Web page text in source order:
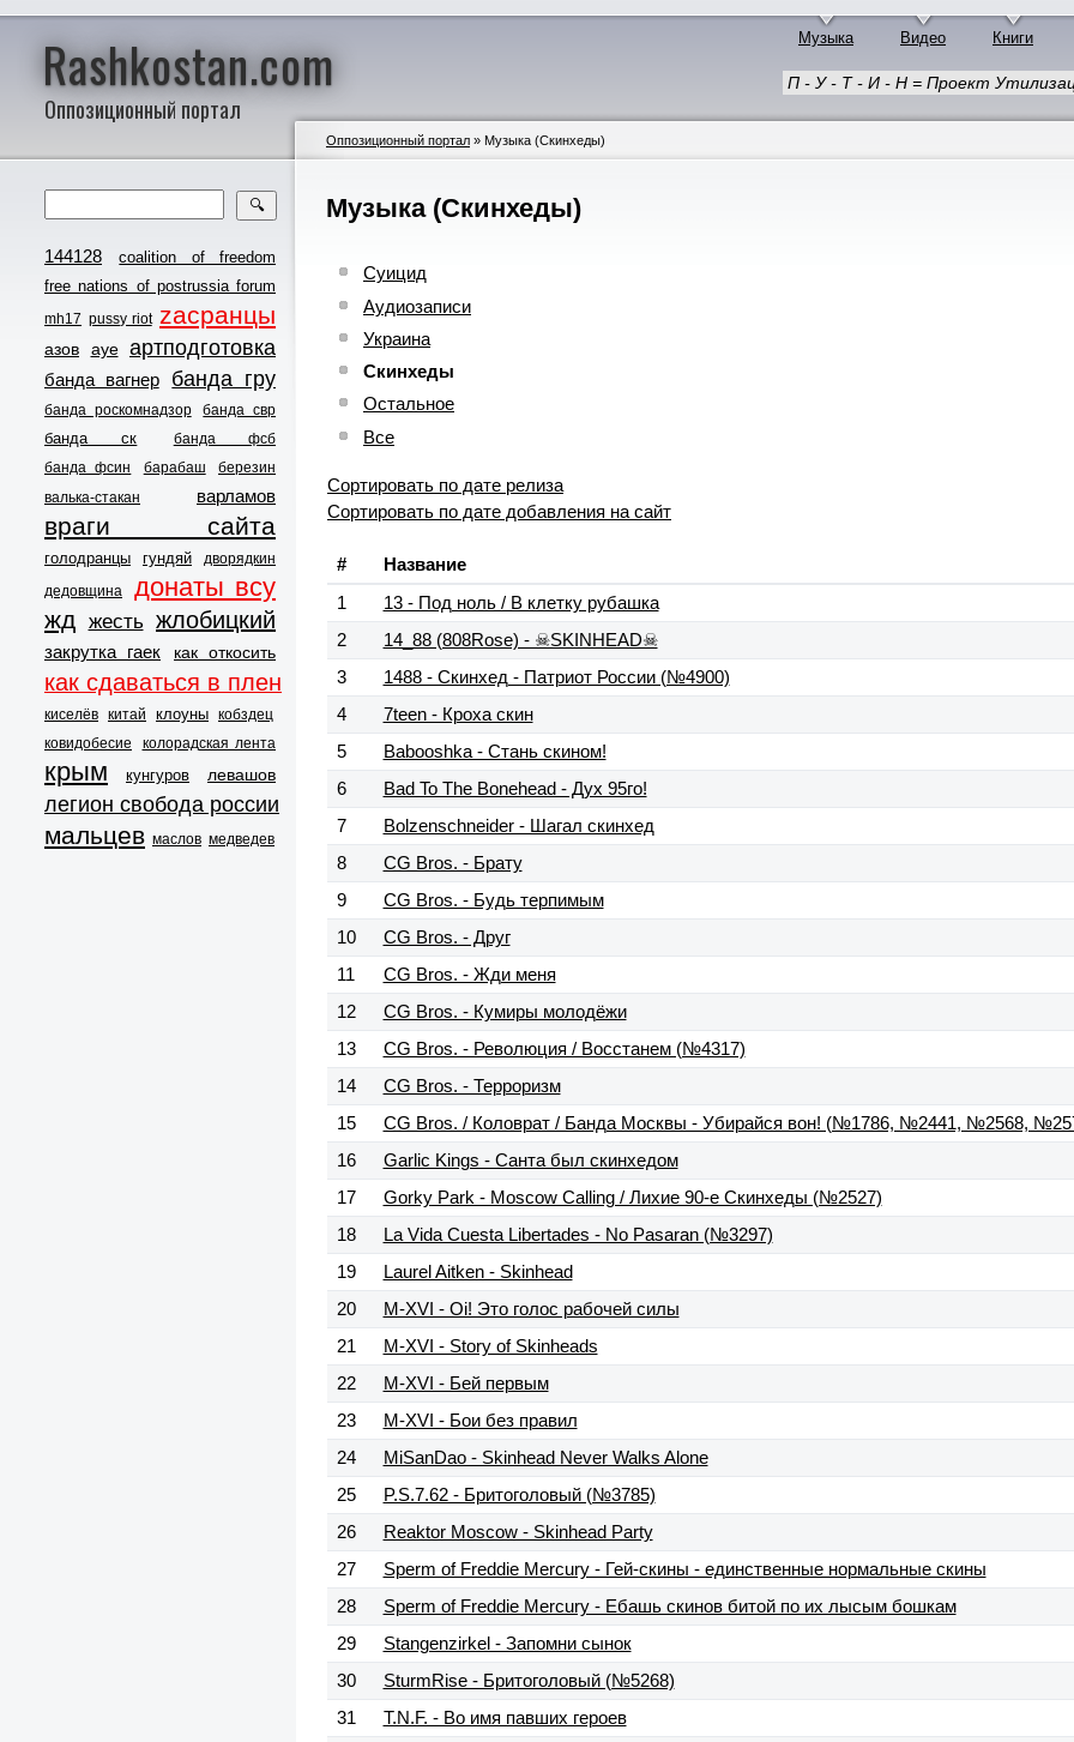
Rashkostan.com
Оппозиционный портал
Музыка Видео Книги
🔍
144128
coalition of freedom
free nations of postrussia forum
mh17 pussy riot zасранцы
азов ауе артподготовка
банда вагнер банда гру
банда роскомнадзор банда свр
банда ск
банда фсб
банда фсин
барабаш
березин
валька-стакан
варламов
враги сайта
голодранцы гундяй
дворядкин
дедовщина
донаты всу
жд жесть жлобицкий
закрутка гаек как откосить
как сдаваться в плен
киселёв китай клоуны кобздец
ковидобесие
колорадская лента
крым кунгуров левашов
легион свобода россии
мальцев маслов медведев
П - У - Т - И - Н = Проект
Оппозиционный портал » Музыка (Скинхеды)
Музыка (Скинхеды)
Суицид
Аудиозаписи
Украина
Скинхеды
Остальное
Все
Сортировать по дате релиза
Сортировать по дате добавления на сайт
#
Название
1
13 - Под ноль / В клетку рубашка
2
14_88 (808Rose) - ☠SKINHEAD☠
3
1488 - Скинхед - Патриот России (№4900)
4
7teen - Кроха скин
5
Babooshka - Стань скином!
6
Bad To The Bonehead - Дух 95го!
7
Bolzenschneider - Шагал скинхед
8
CG Bros. - Брату
9
CG Bros. - Будь терпимым
10
CG Bros. - Друг
11
CG Bros. - Жди меня
12
CG Bros. - Кумиры молодёжи
13
CG Bros. - Революция / Восстанем (№4317)
14
CG Bros. - Терроризм
15
CG Bros. / Коловрат / Банда Москвы - Убирайся вон! (№1786, №2441, №2568,
16
Garlic Kings - Санта был скинхедом
17
Gorky Park - Moscow Calling / Лихие 90-е Скинхеды (№2527)
18
La Vida Cuesta Libertades - No Pasaran (№3297)
19
Laurel Aitken - Skinhead
20
M-XVI - Oi! Это голос рабочей силы
21
M-XVI - Story of Skinheads
22
M-XVI - Бей первым
23
M-XVI - Бои без правил
24
MiSanDao - Skinhead Never Walks Alone
25
P.S.7.62 - Бритоголовый (№3785)
26
Reaktor Moscow - Skinhead Party
27
Sperm of Freddie Mercury - Гей-скины - единственные нормальные скины
28
Sperm of Freddie Mercury - Ебашь скинов битой по их лысым бошкам
29
Stangenzirkel - Запомни сынок
30
SturmRise - Бритоголовый (№5268)
31
T.N.F. - Во имя павших героев